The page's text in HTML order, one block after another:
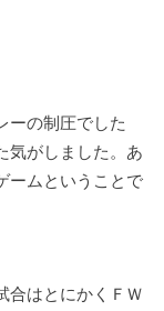
ーの制圧でした
気がしました。あ
ームということで
合はとにかくＦＷ